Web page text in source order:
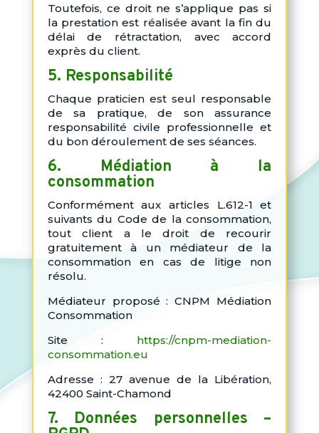
Toutefois, ce droit ne s’applique pas si
la prestation est réalisée avant la fin du
délai de rétractation, avec accord
exprès du client.
5. Responsabilité
Chaque praticien est seul responsable
de sa pratique, de son assurance
responsabilité civile professionnelle et
du bon déroulement de ses séances.
6. Médiation à la
consommation
Conformément aux articles L.612-1 et
suivants du Code de la consommation,
tout client a le droit de recourir
gratuitement à un médiateur de la
consommation en cas de litige non
résolu.
Médiateur proposé : CNPM Médiation
Consommation
Site : https://cnpm-mediation-
consommation.eu
Adresse : 27 avenue de la Libération,
42400 Saint-Chamond
7. Données personnelles –